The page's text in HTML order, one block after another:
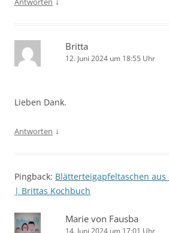
Britta
12. Juni 2024 um 18:55 Uhr
Lieben Dank.
Antworten ↓
Pingback: Blätterteigapfeltaschen
| Brittas Kochbuch
Marie von Fausba
14. Juni 2024 um 17:01 Uhr